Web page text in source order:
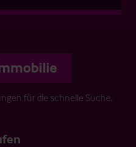
für die schnelle Suche.